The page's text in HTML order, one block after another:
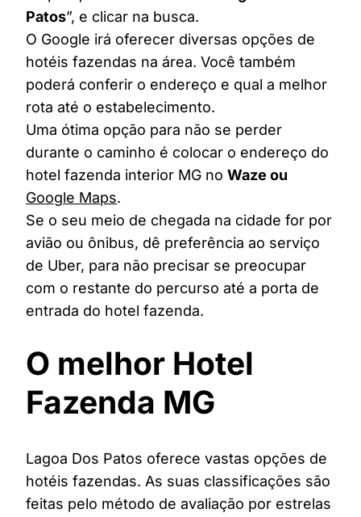
Patos”, e clicar na busca.
O Google irá oferecer diversas opções de
hotéis fazendas na área. Você também
poderá conferir o endereço e qual a melhor
rota até o estabelecimento.
Uma ótima opção para não se perder
durante o caminho é colocar o endereço do
hotel fazenda interior MG no Waze ou
Google Maps.
Se o seu meio de chegada na cidade for por
avião ou ônibus, dê preferência ao serviço
de Uber, para não precisar se preocupar
com o restante do percurso até a porta de
entrada do hotel fazenda.
O melhor Hotel
Fazenda MG
Lagoa Dos Patos oferece vastas opções de
hotéis fazendas. As suas classificações são
feitas pelo método de avaliação por estrelas